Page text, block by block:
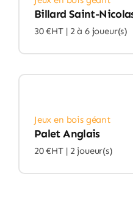
Billard Saint-
30 €HT | 2 à 6 joueur(s)
Jeux en bois géant
Palet Anglais
20 €HT | 2 joueur(s)